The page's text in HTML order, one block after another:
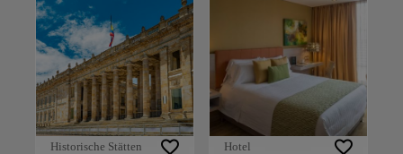
Historische Stätten Hotel